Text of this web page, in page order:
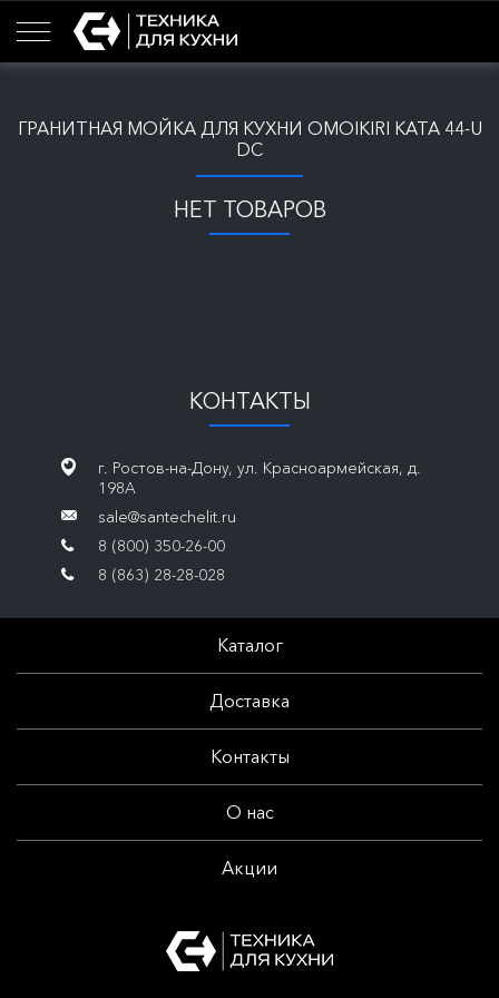
ГРАНИТНАЯ МОЙКА ДЛЯ КУХНИ OMOIKIRI KATA 44-U
DC
НЕТ ТОВАРОВ
КОНТАКТЫ
г. Ростов-на-Дону, ул. Красноармейская, д.
198А
sale@santechelit.ru
8 (800) 350-26-00
8 (863) 28-28-028
Каталог
Доставка
Контакты
О нас
Акции